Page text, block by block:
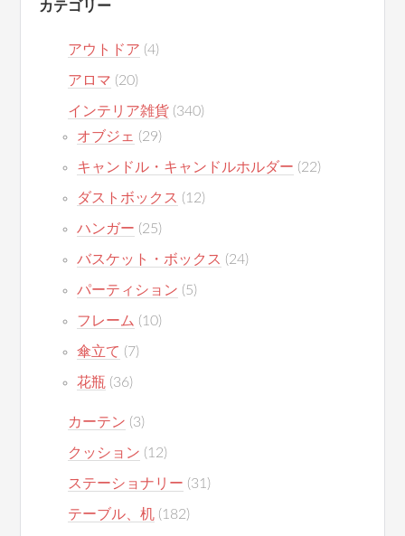
カテゴリー
アウトドア (4)
アロマ (20)
インテリア雑貨 (340)
オブジェ (29)
キャンドル・キャンドルホルダー (22)
ダストボックス (12)
ハンガー (25)
バスケット・ボックス (24)
パーティション (5)
フレーム (10)
傘立て (7)
花瓶 (36)
カーテン (3)
クッション (12)
ステーショナリー (31)
テーブル、机 (182)